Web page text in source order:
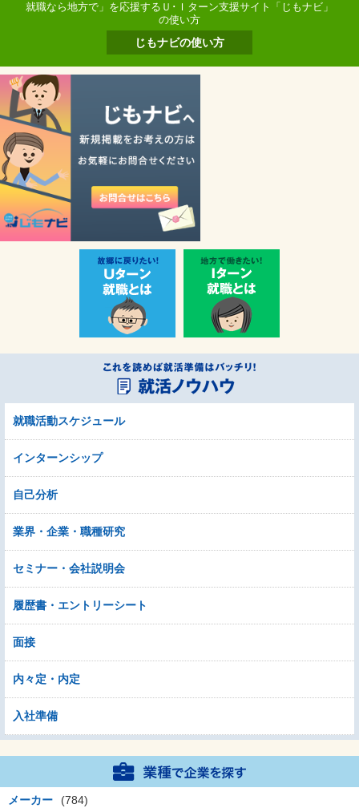
就職なら地方で」を応援するＵ･Ｉターン支援サイト「じもナビ」
の使い方
じもナビの使い方
就職活動スケジュール
インターンシップ
自己分析
業界・企業・職種研究
セミナー・会社説明会
履歴書・エントリーシート
面接
内々定・内定
入社準備
メーカー (784)